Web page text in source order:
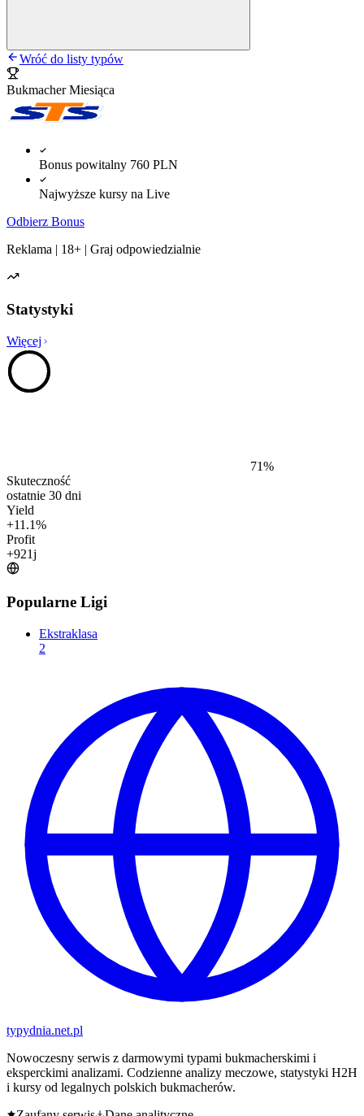
Wróć do listy typów
Bukmacher Miesiąca
Bonus powitalny 760 PLN
Najwyższe kursy na Live
Odbierz Bonus
Reklama | 18+ | Graj odpowiedzialnie
Statystyki
Więcej
71%
Skuteczność
ostatnie 30 dni
Yield
+11.1%
Profit
+921j
Popularne Ligi
Ekstraklasa
2
typydnia.net.pl
Nowoczesny serwis z darmowymi typami bukmacherskimi i
eksperckimi analizami. Codzienne analizy meczowe, statystyki H2H
i kursy od legalnych polskich bukmacherów.